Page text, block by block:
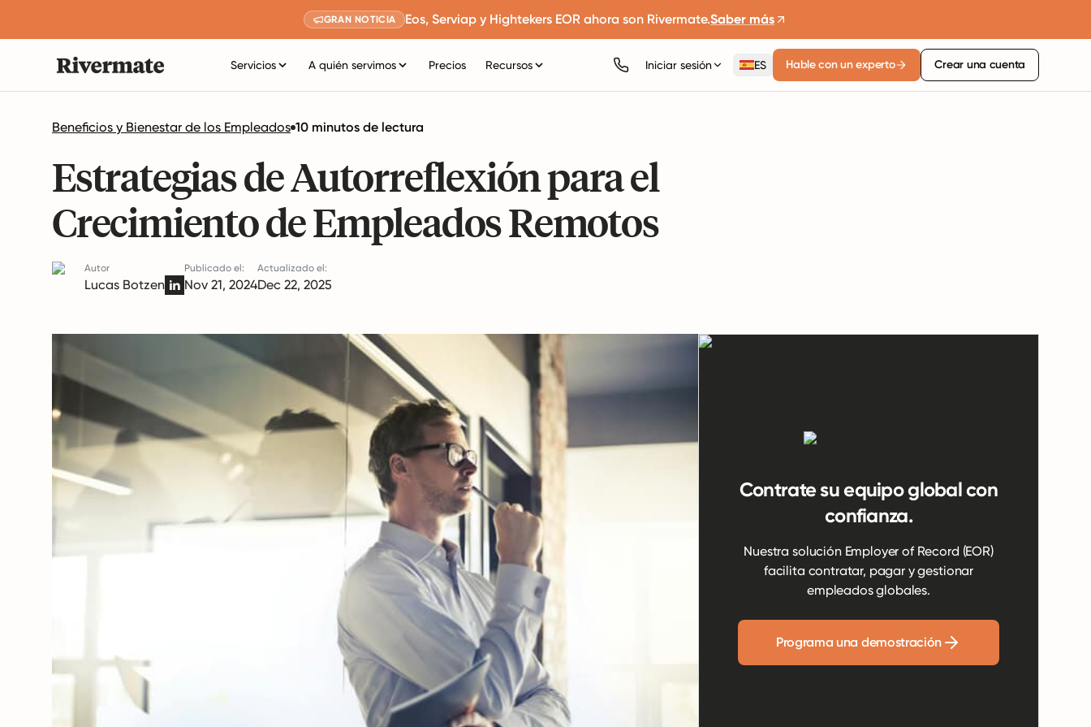
GRAN NOTICIA Eos, Serviap y Hightekers EOR ahora son Rivermate.Saber más
Servicios A quién servimos Precios Recursos Iniciar sesión ES Hable con un experto Crear una cuenta
Beneficios y Bienestar de los Empleados 10 minutos de lectura
Estrategias de Autorreflexión para el
Crecimiento de Empleados Remotos
Autor
Lucas Botzen
Publicado el:
Nov 21, 2024
Actualizado el:
Dec 22, 2025
Contrate su equipo global con
confianza.
Nuestra solución Employer of Record (EOR)
facilita contratar, pagar y gestionar
empleados globales.
Programa una demostración